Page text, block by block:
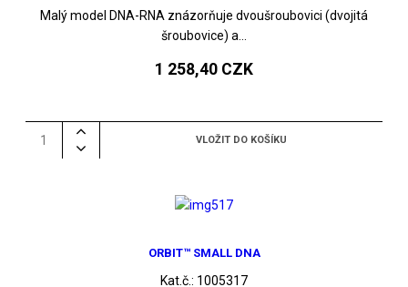
Malý model DNA-RNA znázorňuje dvoušroubovici (dvojitá
šroubovice) a...
1 258,40 CZK
ORBIT™ SMALL DNA
Kat.č.: 1005317